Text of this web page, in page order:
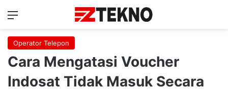
Menu
Operator Telepon
Cara Mengatasi Voucher
Indosat Tidak Masuk Secara